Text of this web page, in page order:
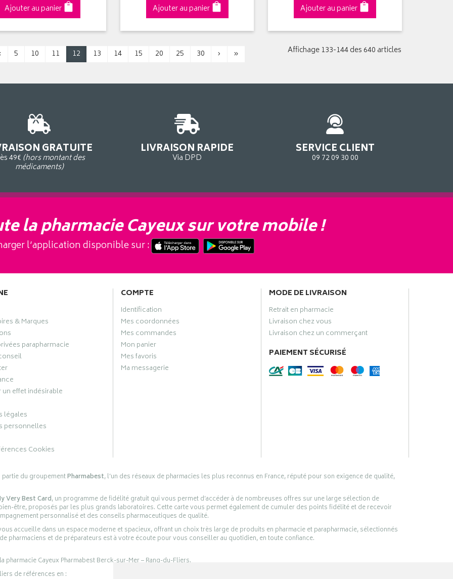
Ajouter au panier Ajouter au panier Ajouter au panier
5 10 11 12 13 14 15 20 25 30 › » Affichage 133-144 des 640 articles
GRATUITE
49€ (hors montant des
médicaments)
LIVRAISON RAPIDE
Via DPD
SERVICE CLIENT
09 72 09 30 00
la pharmacie Cayeux sur votre mobile !
l’application disponible sur :
& Marques
parapharmacie
effet indésirable
légales
personnelles
Cookies
COMPTE
Identification
Mes coordonnées
Mes commandes
Mon panier
Mes favoris
Ma messagerie
MODE DE LIVRAISON
Retrait en pharmacie
Livraison chez vous
Livraison chez un commerçant
PAIEMENT SÉCURISÉ
du groupementPharmabest, l’un des réseaux de pharmacies les plus reconnus en France, réputé pour son exigence de qualité,
Very Best Card, un programme de fidélité gratuit qui vous permet d’accéder à de nombreuses offres sur une large sélection de
être, proposés par les plus grands laboratoires. Cette carte vous permet également de cumuler des points fidélité et de recevoir
personnalisé et des conseils pharmaceutiques de qualité.
accueille dans un espace moderne et spacieux, offrant un choix très large de produits en pharmacie et parapharmacie, sélectionnés
pharmaciens et de préparateurs est à votre écoute pour vous conseiller au quotidien, en toute confiance.
Cayeux Pharmabest Berck-sur-Mer – Rang-du-Fliers.
de références en :